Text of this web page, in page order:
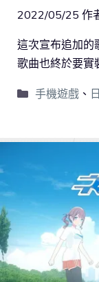
2022/05/25 作
這次宣布追加的
歌曲也終於要實
手機遊戲、